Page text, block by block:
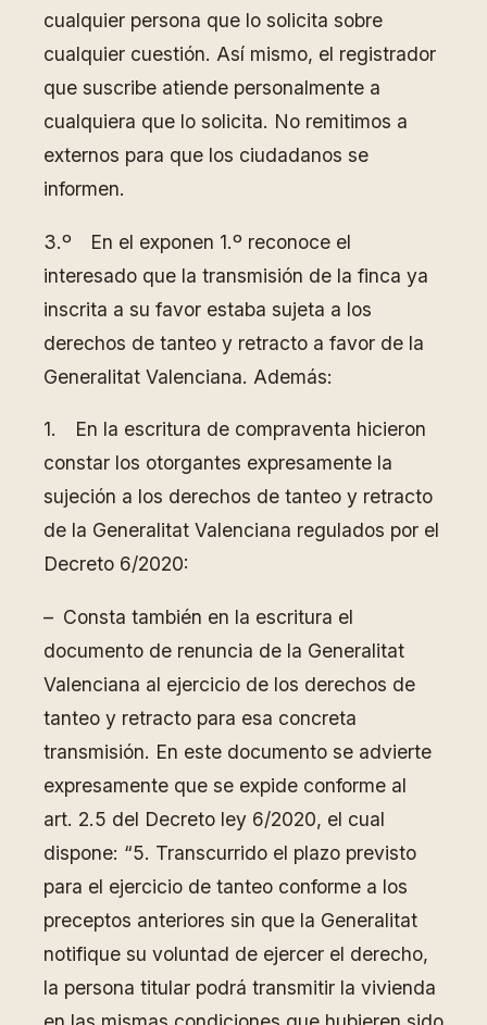
cualquier persona que lo solicita sobre
cualquier cuestión. Así mismo, el registrador
que suscribe atiende personalmente a
cualquiera que lo solicita. No remitimos a
externos para que los ciudadanos se
informen.
3.º En el exponen 1.º reconoce el
interesado que la transmisión de la finca ya
inscrita a su favor estaba sujeta a los
derechos de tanteo y retracto a favor de la
Generalitat Valenciana. Además:
1. En la escritura de compraventa hicieron
constar los otorgantes expresamente la
sujeción a los derechos de tanteo y retracto
de la Generalitat Valenciana regulados por el
Decreto 6/2020:
– Consta también en la escritura el
documento de renuncia de la Generalitat
Valenciana al ejercicio de los derechos de
tanteo y retracto para esa concreta
transmisión. En este documento se advierte
expresamente que se expide conforme al
art. 2.5 del Decreto ley 6/2020, el cual
dispone: “5. Transcurrido el plazo previsto
para el ejercicio de tanteo conforme a los
preceptos anteriores sin que la Generalitat
notifique su voluntad de ejercer el derecho,
la persona titular podrá transmitir la vivienda